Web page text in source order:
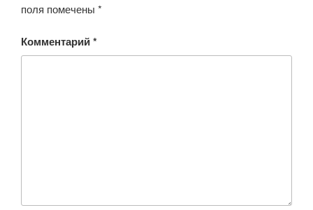
поля помечены *
Комментарий*